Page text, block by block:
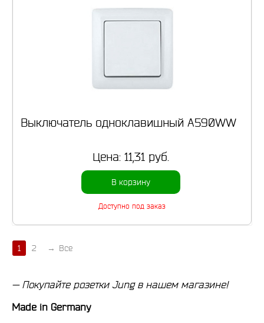
Выключатель одноклавишный A590WW
Цена: 11,31 руб.
В корзину
Доступно под заказ
1 2 → Все
— Покупайте розетки Jung в нашем магазине!
Made in Germany